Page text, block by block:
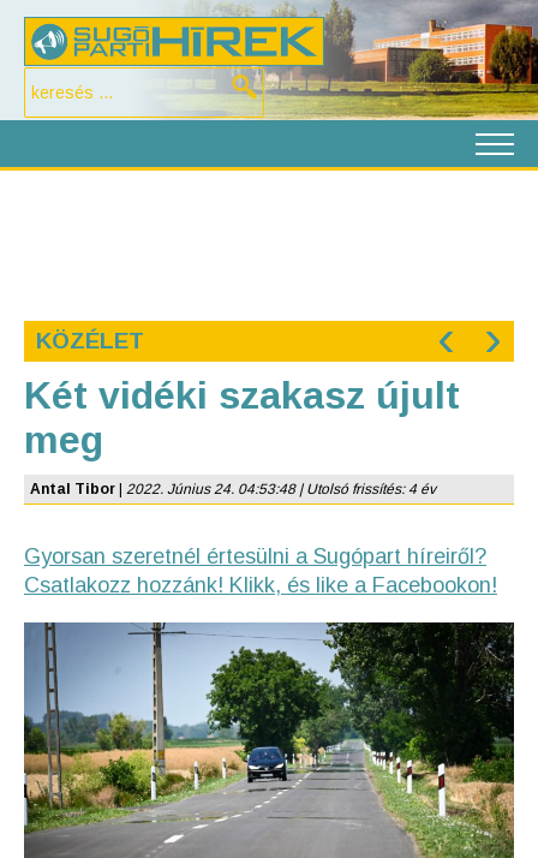
KÖZÉLET ‹ ›
Két vidéki szakasz újult
meg
Antal Tibor 2022. Június 24. 04:53:48 | Utolsó frissítés: 4 év
Gyorsan szeretnél értesülni a Sugópart híreiről?
Csatlakozz hozzánk! Klikk, és like a Facebookon!